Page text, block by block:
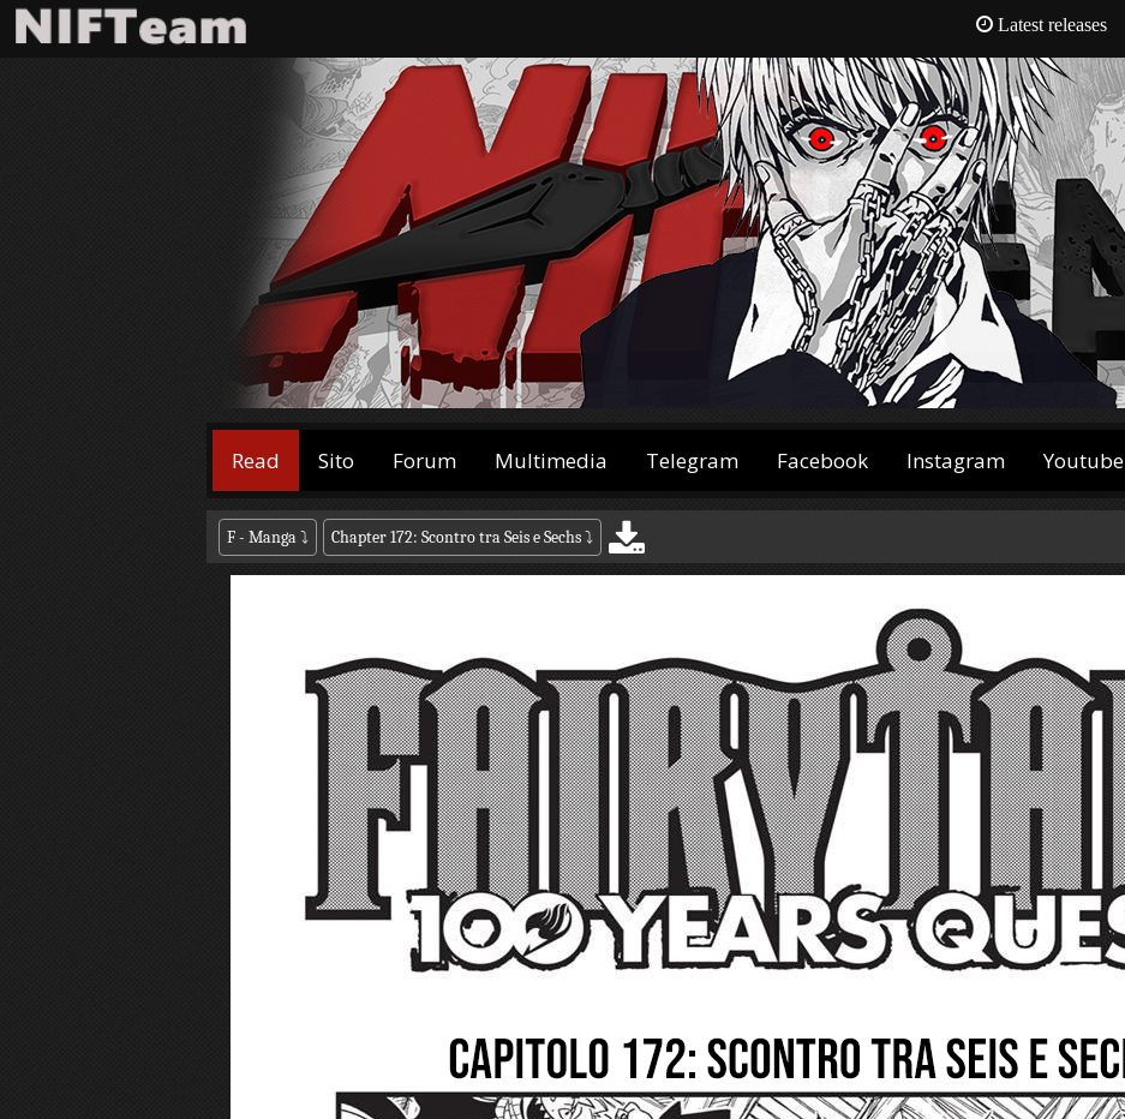
Latest releases
Read Sito Forum Multimedia Telegram Facebook Instagram Youtube
F - Manga⤵ Chapter 172: Scontro tra Seis e Sechs⤵